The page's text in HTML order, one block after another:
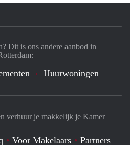
verhuur je makkelijk je Kamer
Voor Makelaars Partners
Dit is ons andere aanbod in
Huurwoningen